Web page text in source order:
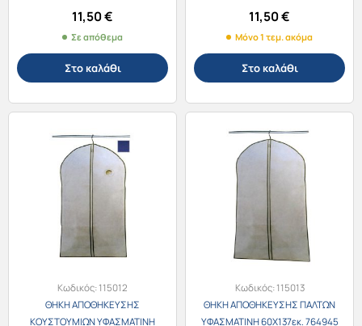
11,50€
Σε απόθεμα
Στο καλάθι
11,50€
Μόνο 1 τεμ. ακόμα
Στο καλάθι
Κωδικός:115012
ΘΗΚΗ ΑΠΟΘΗΚΕΥΣΗΣ
ΚΟΥΣΤΟΥΜΙΩΝ ΥΦΑΣΜΑΤΙΝΗ
Κωδικός:115013
ΘΗΚΗ ΑΠΟΘΗΚΕΥΣΗΣ ΠΑΛΤΩΝ
ΥΦΑΣΜΑΤΙΝΗ 60X137εκ. 764945